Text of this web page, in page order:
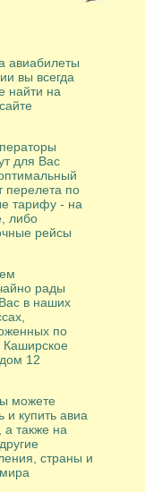
авиабилеты
вы всегда
найти на
для Вас
перелета по
тарифу - на
либо
рейсы
рады
в наших
по
Каширское
12
можете
и купить авиа
а также на
страны и